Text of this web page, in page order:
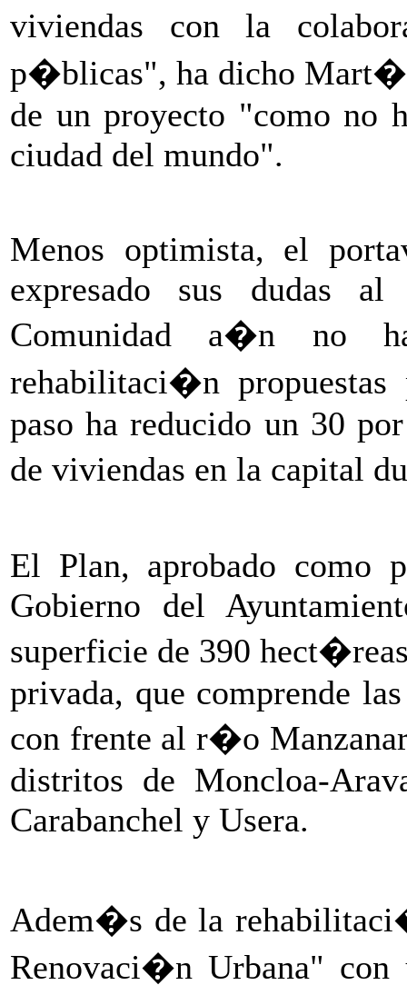
viviendas con la
p�blicas", ha dicho
de un proyecto "como no
ciudad del mundo".
Menos optimista, el
expresado sus dudas
Comunidad a�n no
rehabilitaci�n
paso ha reducido un 30
de viviendas en la capital
El Plan, aprobado como
Gobierno del
superficie de 390
privada, que comprende
con frente al r�o
distritos de Moncloa-
Carabanchel y Usera.
Adem�s de la
Renovaci�n Urbana"